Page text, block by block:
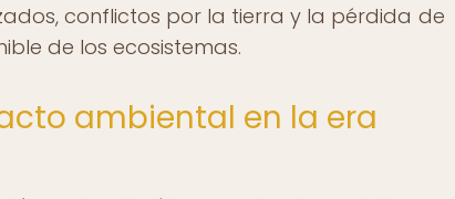
conflictos por la tierra y la pérdida de
de los ecosistemas.
ambiental en la era